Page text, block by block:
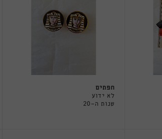
חפתים
לא ידוע
שנות ה-20